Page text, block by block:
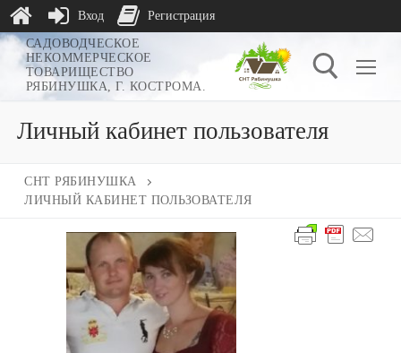
Перейти
содержимому
САДОВОДЧЕСКОЕ
НЕКОММЕРЧЕСКОЕ
ТОВАРИЩЕСТВО
РЯБИНУШКА, Г. КОСТРОМА.
Личный кабинет пользователя
СНТ РЯБИНУШКА
ЛИЧНЫЙ КАБИНЕТ ПОЛЬЗОВАТЕЛЯ
Вход Регистрация